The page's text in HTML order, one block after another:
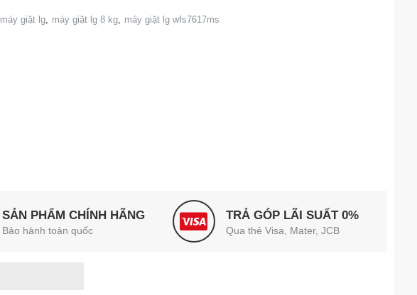
máy giặt lg, máy giặt lg 8 kg, máy giặt lg wfs7617ms
SẢN PHẨM CHÍNH HÃNG
Bảo hành toàn quốc
TRẢ GÓP LÃI SUẤT 0%
Qua thẻ Visa, Mater, JCB